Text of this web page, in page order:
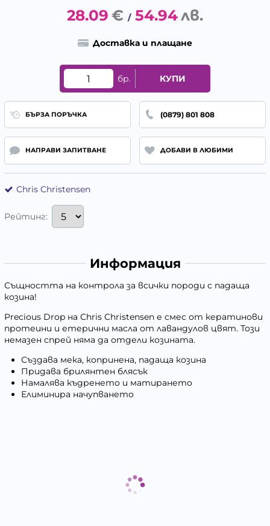
28.09 € / 54.94лв.
Доставка и плащане
бр. КУПИ
БЪРЗА ПОРЪЧКА (0879) 801 808
НАПРАВИ ЗАПИТВАНЕ ДОБАВИ В ЛЮБИМИ
Chris Christensen
Рейтинг:
Информация
Същността на контрола за всички породи с падаща
козина!
Precious Drop на Chris Christensen е смес от кератинови
протеини и етерични масла от лавандулов цвят. Този
немазен спрей няма да отдели козината.
Създава мека, копринена, падаща козина
Придава брилянтен блясък
Намалява къдренето и матирането
Елиминира начупването